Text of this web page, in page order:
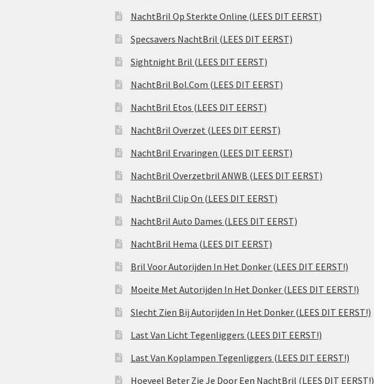
NachtBril Op Sterkte Online (LEES DIT EERST)
Specsavers NachtBril (LEES DIT EERST)
Sightnight Bril (LEES DIT EERST)
NachtBril Bol.Com (LEES DIT EERST)
NachtBril Etos (LEES DIT EERST)
NachtBril Overzet (LEES DIT EERST)
NachtBril Ervaringen (LEES DIT EERST)
NachtBril Overzetbril ANWB (LEES DIT EERST)
NachtBril Clip On (LEES DIT EERST)
NachtBril Auto Dames (LEES DIT EERST)
NachtBril Hema (LEES DIT EERST)
Bril Voor Autorijden In Het Donker (LEES DIT EERST!)
Moeite Met Autorijden In Het Donker (LEES DIT EERST!)
Slecht Zien Bij Autorijden In Het Donker (LEES DIT EERST!)
Last Van Licht Tegenliggers (LEES DIT EERST!)
Last Van Koplampen Tegenliggers (LEES DIT EERST!)
Hoeveel Beter Zie Je Door Een NachtBril (LEES DIT EERST!)